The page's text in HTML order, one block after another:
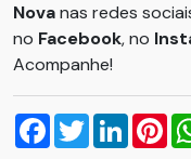
Novanas redes
no Facebook, no
Acompanhe!
Facebook
TwitterLinkedIn